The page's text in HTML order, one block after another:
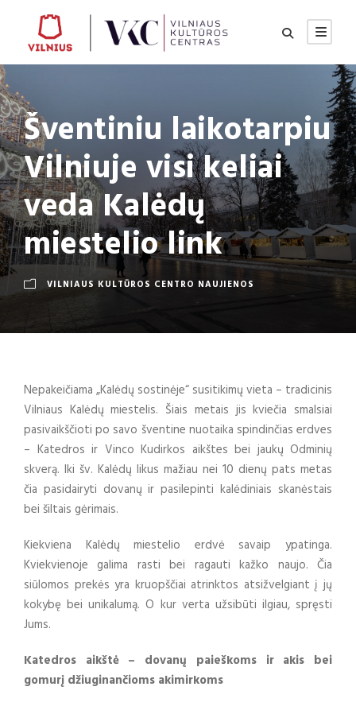
Šventiniu laikotarpiu
Vilniuje visi keliai
veda Kalėdų
miestelio link
VILNIAUS KULTŪROS CENTRO NAUJIENOS
Nepakeičiama „Kalėdų sostinėje“ susitikimų vieta – tradicinis
Vilniaus Kalėdų miestelis. Šiais metais jis kviečia smalsiai
pasivaikščioti po savo šventine nuotaika spindinčias erdves
– Katedros ir Vinco Kudirkos aikštes bei jaukų Odminių
skverą. Iki šv. Kalėdų likus mažiau nei 10 dienų pats metas
čia pasidairyti dovanų ir pasilepinti kalėdiniais skanėstais
bei šiltais gėrimais.
Kiekviena Kalėdų miestelio erdvė savaip ypatinga.
Kviekvienoje galima rasti bei ragauti kažko naujo. Čia
siūlomos prekės yra kruopščiai atrinktos atsižvelgiant į jų
kokybę bei unikalumą. O kur verta užsibūti ilgiau, spręsti
Jums.
Katedros aikštė – dovanų paieškoms ir akis bei
gomurį džiuginančioms akimirkoms